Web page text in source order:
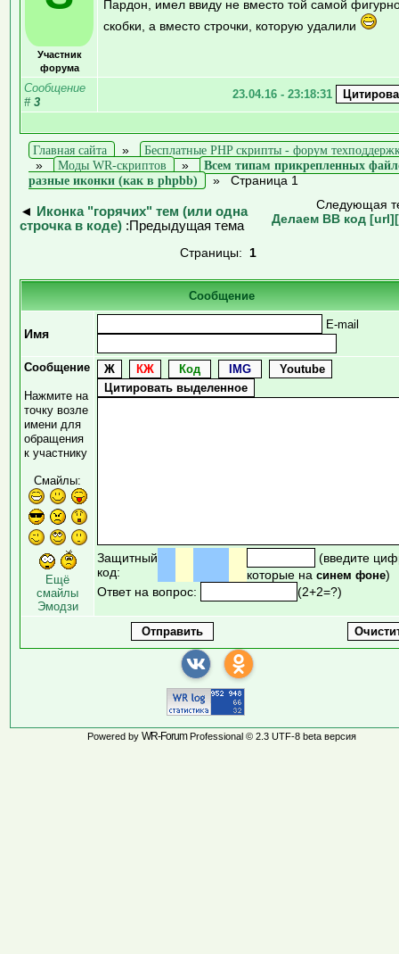
Участник
форума
Пардон, имел ввиду не вместо той самой
скобки, а вместо строчки, которую удалили
Сообщение
# 3
23.04.16 - 23:18:31
Главная сайта »
Бесплатные PHP скрипты - форум
»
Моды WR-скриптов »
Всем типам прикрепленных
разные иконки (как в phpbb)
» Страница 1
◄
Иконка "горячих" тем (или одна
строчка в коде) :Предыдущая тема
Следующая
Делаем ВВ код
Страницы: 1
Сообщение
Имя
E-mail
Сообщение
Нажмите на
точку возле
имени для
обращения
к участнику
Смайлы:
Ещё
смайлы
Эмодзи
Защитный
код:
(введите
которые на синем фоне)
Ответ на вопрос:
(2+2=?)
Powered by WR-ForumProfessional © 2.3 UTF-8 beta версия